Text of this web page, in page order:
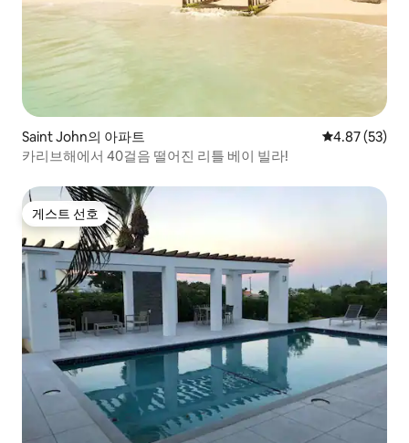
Saint John의 아파트 평점 4.87점(5
4.87 (53)
카리브해에서 40걸음 떨어진 리틀 베이 빌라!
게스트 선호
게스트 선호